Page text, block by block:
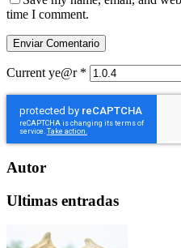
time I comment.
Current ye@r *
Autor
Ultimas entradas